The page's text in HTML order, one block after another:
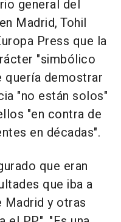
general del
Madrid, Tohil
Press que la
"simbólico
quería demostrar
"no están solos"
"en contra de
en décadas".
que eran
que iba a
Madrid y otras